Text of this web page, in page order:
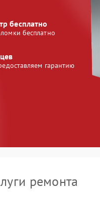
бесплатно
бесплатно
гарантию
ремонта